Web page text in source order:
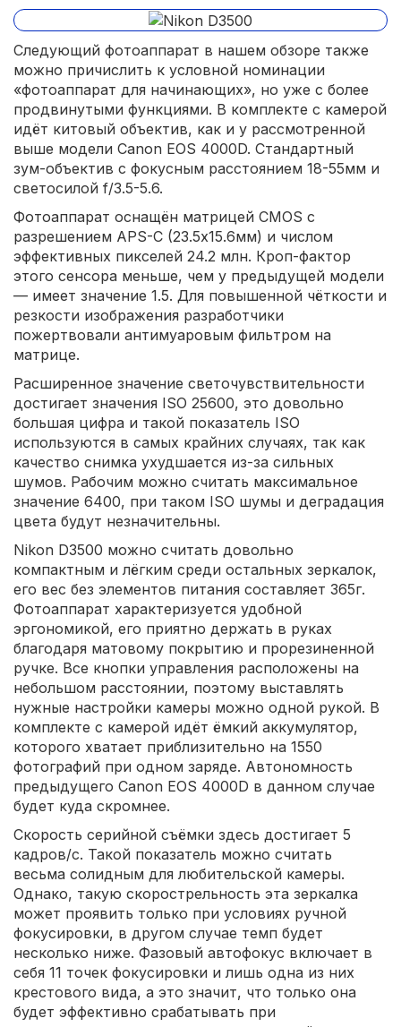
Следующий фотоаппарат в нашем обзоре также
можно причислить к условной номинации
«фотоаппарат для начинающих», но уже с более
продвинутыми функциями. В комплекте с камерой
идёт китовый объектив, как и у рассмотренной
выше модели Сanon EOS 4000D. Стандартный
зум-объектив с фокусным расстоянием 18-55мм и
светосилой f/3.5-5.6.
Фотоаппарат оснащён матрицей CMOS с
разрешением APS-C (23.5х15.6мм) и числом
эффективных пикселей 24.2 млн. Кроп-фактор
этого сенсора меньше, чем у предыдущей модели
— имеет значение 1.5. Для повышенной чёткости и
резкости изображения разработчики
пожертвовали антимуаровым фильтром на
матрице.
Расширенное значение светочувствительности
достигает значения ISO 25600, это довольно
большая цифра и такой показатель ISO
используются в самых крайних случаях, так как
качество снимка ухудшается из-за сильных
шумов. Рабочим можно считать максимальное
значение 6400, при таком ISO шумы и деградация
цвета будут незначительны.
Nikon D3500 можно считать довольно
компактным и лёгким среди остальных зеркалок,
его вес без элементов питания составляет 365г.
Фотоаппарат характеризуется удобной
эргономикой, его приятно держать в руках
благодаря матовому покрытию и прорезиненной
ручке. Все кнопки управления расположены на
небольшом расстоянии, поэтому выставлять
нужные настройки камеры можно одной рукой. В
комплекте с камерой идёт ёмкий аккумулятор,
которого хватает приблизительно на 1550
фотографий при одном заряде. Автономность
предыдущего Сanon EOS 4000D в данном случае
будет куда скромнее.
Скорость серийной съёмки здесь достигает 5
кадров/с. Такой показатель можно считать
весьма солидным для любительской камеры.
Однако, такую скорострельность эта зеркалка
может проявить только при условиях ручной
фокусировки, в другом случае темп будет
несколько ниже. Фазовый автофокус включает в
себя 11 точек фокусировки и лишь одна из них
крестового вида, а это значит, что только она
будет эффективно срабатывать при